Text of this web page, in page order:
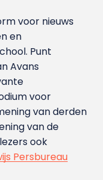
voor nieuws
en
Punt
Avans
voor
van derden
van de
ook
Persbureau